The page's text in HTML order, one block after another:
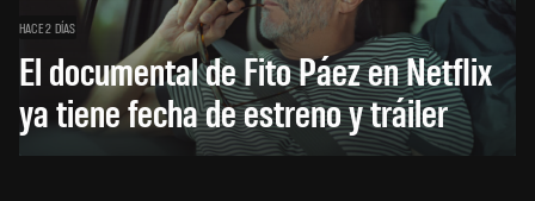
HACE 2 DÍAS
El documental de Fito Páez en Netflix
ya tiene fecha de estreno y tráiler